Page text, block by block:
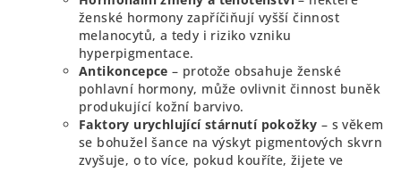
ženské hormony zapříčiňují vyšší činnost
melanocytů, a tedy i riziko vzniku
hyperpigmentace.
Antikoncepce– protože obsahuje ženské
pohlavní hormony, může ovlivnit činnost buněk
produkující kožní barvivo.
Faktory urychlující stárnutí pokožky – s věkem
se bohužel šance na výskyt pigmentových skvrn
zvyšuje, o to více, pokud kouříte, žijete ve